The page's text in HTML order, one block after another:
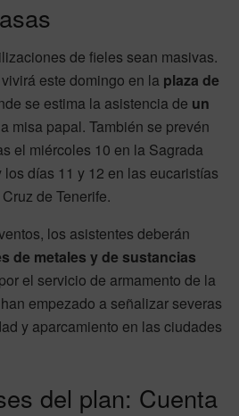
de fieles sean masivas.
este domingo en la plaza de
se estima la asistencia de un
misa papal. También se prevén
el miércoles 10 en la Sagrada
días 11 y 12 en las eucaristías
de Tenerife.
los asistentes deberán
de metales y de sustancias
el servicio de armamento de la
empezado a señalizar severas
y aparcamiento en las ciudades
del plan: Cuenta